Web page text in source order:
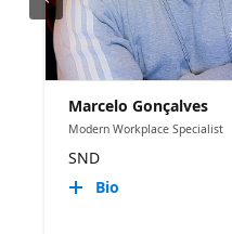
Marcelo Gonçalves
Modern Workplace Specialist
SND
Bio